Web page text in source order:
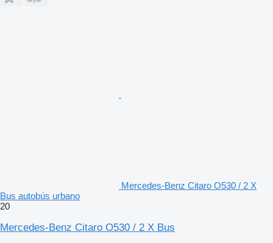
Mercedes-Benz Citaro O530 / 2 X
Bus autobús urbano
20
Mercedes-Benz Citaro O530 / 2 X Bus